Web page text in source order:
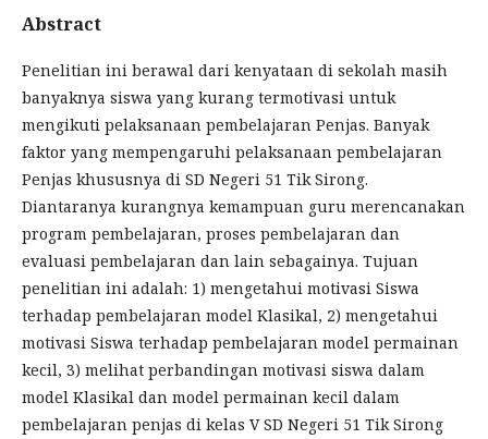
Abstract
Penelitian ini berawal dari kenyataan di sekolah masih
banyaknya siswa yang kurang termotivasi untuk
mengikuti pelaksanaan pembelajaran Penjas. Banyak
faktor yang mempengaruhi pelaksanaan pembelajaran
Penjas khususnya di SD Negeri 51 Tik Sirong.
Diantaranya kurangnya kemampuan guru merencanakan
program pembelajaran, proses pembelajaran dan
evaluasi pembelajaran dan lain sebagainya. Tujuan
penelitian ini adalah: 1) mengetahui motivasi Siswa
terhadap pembelajaran model Klasikal, 2) mengetahui
motivasi Siswa terhadap pembelajaran model permainan
kecil, 3) melihat perbandingan motivasi siswa dalam
model Klasikal dan model permainan kecil dalam
pembelajaran penjas di kelas V SD Negeri 51 Tik Sirong